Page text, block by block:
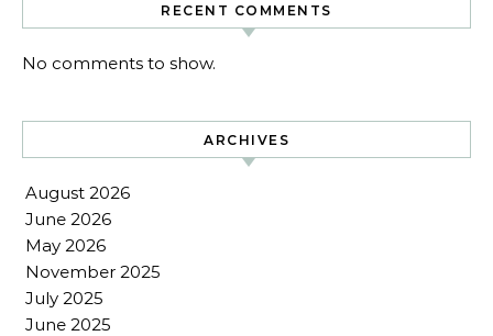
RECENT COMMENTS
No comments to show.
ARCHIVES
August 2026
June 2026
May 2026
November 2025
July 2025
June 2025